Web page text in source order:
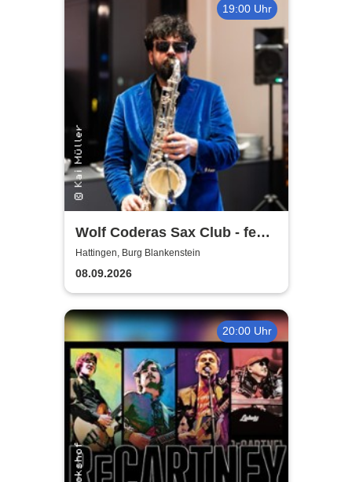
19:00 Uhr
Wolf Coderas Sax Club - feat.
DJ macami
Hattingen, Burg Blankenstein
08.09.2026
20:00 Uhr